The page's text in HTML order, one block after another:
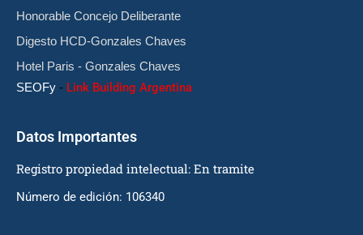
Honorable Concejo Deliberante
Digesto HCD-Gonzales Chaves
Hotel Paris - Gonzales Chaves
SEOFy - Link Building Argentina
Datos Importantes
Registro propiedad intelectual: En tramite
Número de edición: 106340